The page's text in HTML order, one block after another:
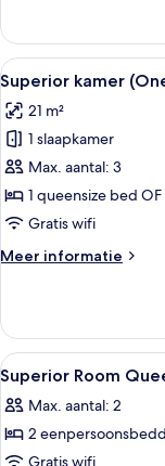
laden
kamer
(Max.
12
Hours
Stay)
Alle
foto's
voor
Superior
kamer
(One
Night
laden
9
Superior kamer
21 m²
1 slaapkamer
Max. aantal: 3
1 queensize bed
Gratis wifi
Meer informatie
Meer
kamer
(One
Night
Stay)
Alle
foto's
voor
Superior
2
Superior Room
Max. aantal: 2
2
Gratis wifi